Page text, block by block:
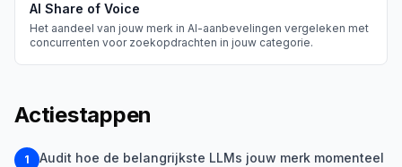
AI Share of Voice
Het aandeel van jouw merk in AI-aanbevelingen vergeleken met
concurrenten voor zoekopdrachten in jouw categorie.
Actiestappen
1
Audit hoe de belangrijkste LLMs jouw merk momenteel